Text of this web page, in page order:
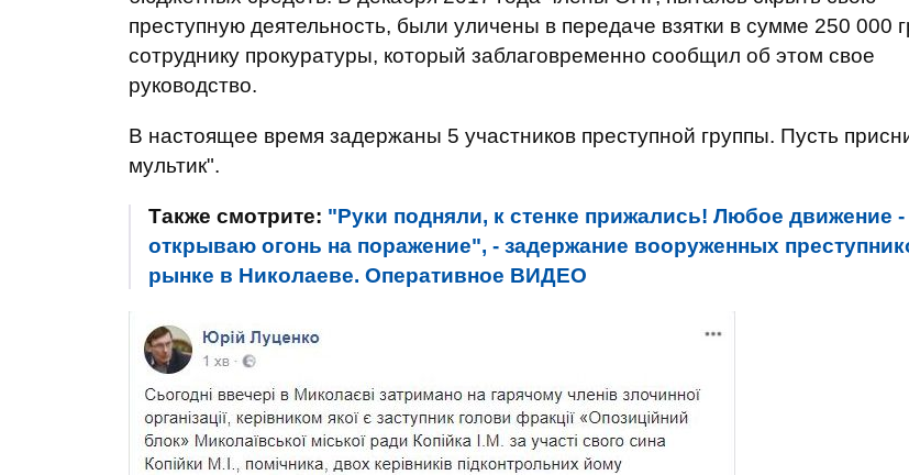
преступную деятельность, были уличены в передаче взятки в сумме 250 000
сотруднику прокуратуры, который заблаговременно сообщил об этом свое
руководство.
В настоящее время задержаны 5 участников преступной группы. Пусть
мультик".
Также смотрите: "Руки подняли, к стенке прижались! Любое движение -
открываю огонь на поражение", - задержание вооруженных
рынке в Николаеве. Оперативное ВИДЕО